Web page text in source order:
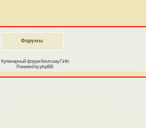
Форумы
Кулинарный форумforum.say7.info
Powered byphpBB